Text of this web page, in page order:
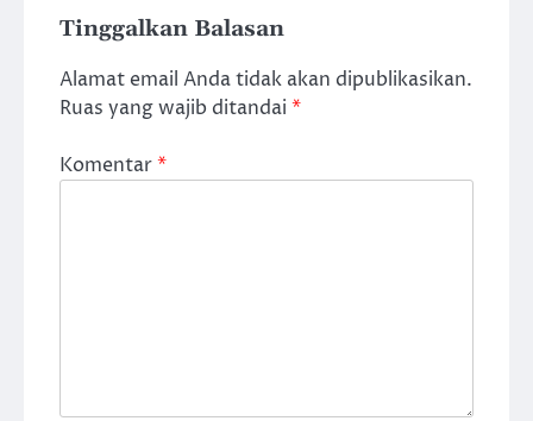
Tinggalkan Balasan
Alamat email Anda tidak akan dipublikasikan.
Ruas yang wajib ditandai *
Komentar*